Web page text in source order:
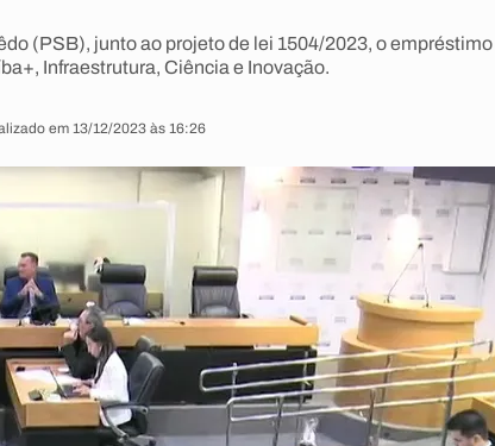
(PSB), junto ao projeto de lei 1504/2023, o empréstimo
Infraestrutura, Ciência e Inovação.
em 13/12/2023 às 16:26